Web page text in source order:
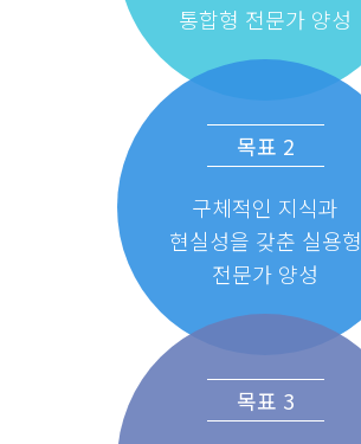
통합형 전문가 양성
목표 2
구체적인 지식과
현실성을 갖춘 실용형
전문가 양성
목표 3